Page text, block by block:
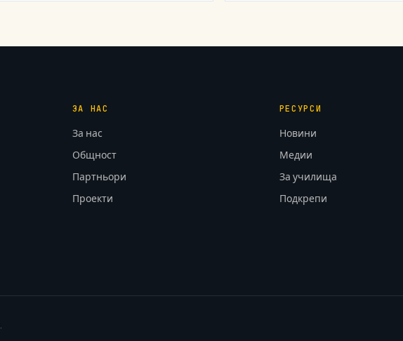
ЗА НАС
За нас
Общност
Партньори
Проекти
РЕСУРСИ
Новини
Медии
За училища
Подкрепи